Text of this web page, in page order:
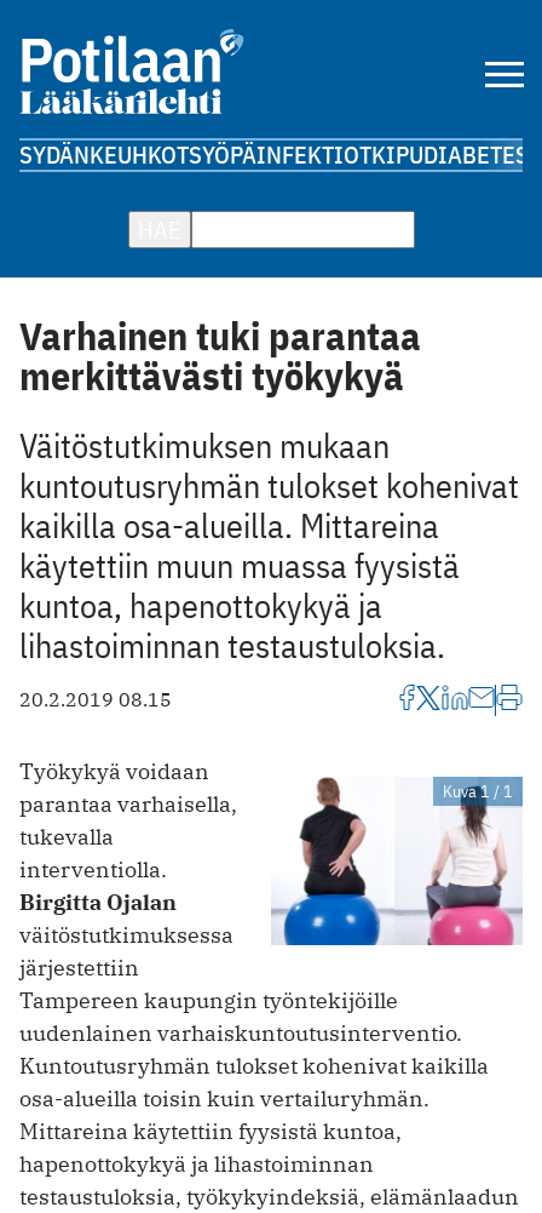
SYDÄNKEUHKOTSYÖPÄINFEKTIOTKIPUDIABETES
Varhainen tuki parantaa
merkittävästi työkykyä
Väitöstutkimuksen mukaan
kuntoutusryhmän tulokset kohenivat
kaikilla osa-alueilla. Mittareina
käytettiin muun muassa fyysistä
kuntoa, hapenottokykyä ja
lihastoiminnan testaustuloksia.
20.2.2019 08.15
Kuva 1 / 1
Työkykyä voidaan
parantaa varhaisella,
tukevalla
interventiolla.
Birgitta Ojalan
väitöstutkimuksessa
järjestettiin
Tampereen kaupungin työntekijöille
uudenlainen varhaiskuntoutusinterventio.
Kuntoutusryhmän tulokset kohenivat kaikilla
osa-alueilla toisin kuin vertailuryhmän.
Mittareina käytettiin fyysistä kuntoa,
hapenottokykyä ja lihastoiminnan
testaustuloksia, työkykyindeksiä, elämänlaadun